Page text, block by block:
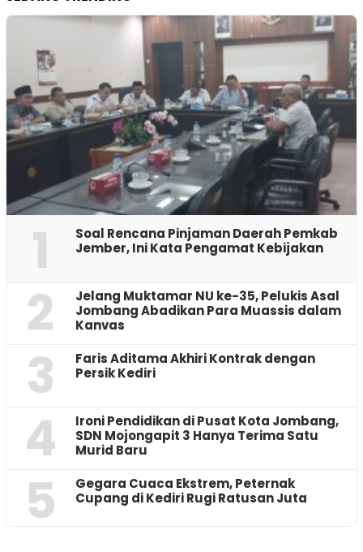
1
‎Soal Rencana Pinjaman Daerah Pemkab
Jember, Ini Kata Pengamat Kebijakan ‎
2
Jelang Muktamar NU ke-35, Pelukis Asal
Jombang Abadikan Para Muassis dalam
Kanvas
3
Faris Aditama Akhiri Kontrak dengan
Persik Kediri
4
Ironi Pendidikan di Pusat Kota Jombang,
SDN Mojongapit 3 Hanya Terima Satu
Murid Baru
5
‎Gegara Cuaca Ekstrem, Peternak
Cupang di Kediri Rugi Ratusan Juta